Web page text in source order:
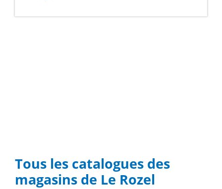
Tous les catalogues des
magasins de Le Rozel